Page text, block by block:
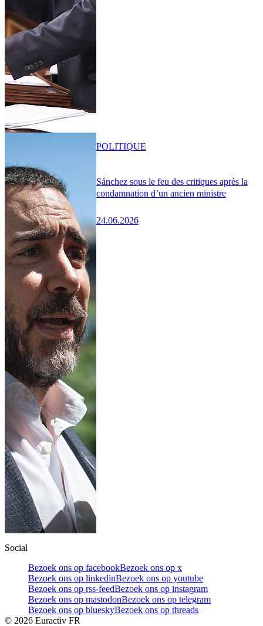
Sánchez sous le feu des critiques après la
condamnation d’un ancien ministre
24.06.2026
POLITIQUE
Social
Bezoek ons op facebookBezoek ons op x
Bezoek ons op linkedinBezoek ons op youtube
Bezoek ons op rss-feedBezoek ons op instagram
Bezoek ons op mastodonBezoek ons op telegram
Bezoek ons op blueskyBezoek ons op threads
© 2026 Euractiv FR